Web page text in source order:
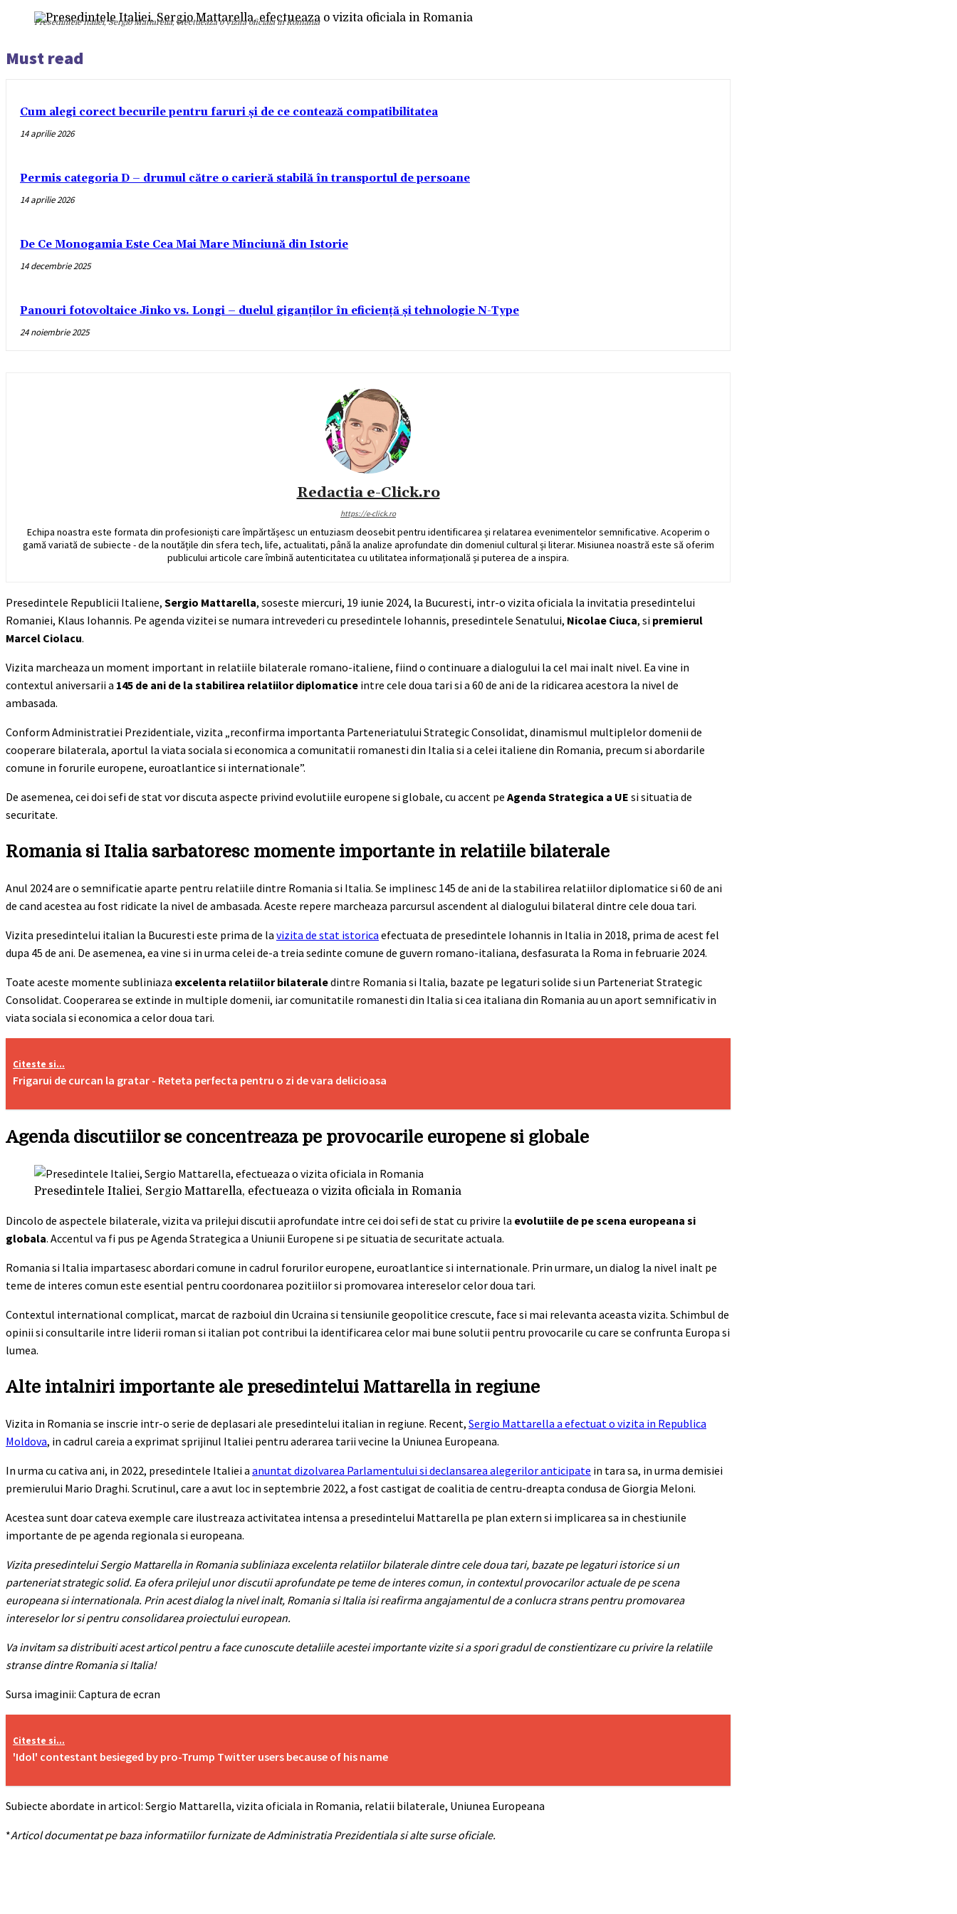
Presedintele Italiei, Sergio Mattarella, efectueaza o vizita oficiala in Romania
Must read
Cum alegi corect becurile pentru faruri și de ce contează compatibilitatea
14 aprilie 2026
Permis categoria D – drumul către o carieră stabilă în transportul de persoane
14 aprilie 2026
De Ce Monogamia Este Cea Mai Mare Minciună din Istorie
14 decembrie 2025
Panouri fotovoltaice Jinko vs. Longi – duelul giganților în eficiență și tehnologie N-Type
24 noiembrie 2025
Redactia e-Click.ro
https://e-click.ro
Echipa noastra este formata din profesioniști care împărtășesc un entuziasm deosebit pentru identificarea și relatarea evenimentelor semnificative. Acoperim o
gamă variată de subiecte - de la noutățile din sfera tech, life, actualitati, până la analize aprofundate din domeniul cultural și literar. Misiunea noastră este să oferim
publicului articole care îmbină autenticitatea cu utilitatea informațională și puterea de a inspira.
Presedintele Republicii Italiene, Sergio Mattarella, soseste miercuri, 19 iunie 2024, la Bucuresti, intr-o vizita oficiala la invitatia presedintelui
Romaniei, Klaus Iohannis. Pe agenda vizitei se numara intrevederi cu presedintele Iohannis, presedintele Senatului, Nicolae Ciuca, si premierul
Marcel Ciolacu.
Vizita marcheaza un moment important in relatiile bilaterale romano-italiene, fiind o continuare a dialogului la cel mai inalt nivel. Ea vine in
contextul aniversarii a 145 de ani de la stabilirea relatiilor diplomatice intre cele doua tari si a 60 de ani de la ridicarea acestora la nivel de
ambasada.
Conform Administratiei Prezidentiale, vizita „reconfirma importanta Parteneriatului Strategic Consolidat, dinamismul multiplelor domenii de
cooperare bilaterala, aportul la viata sociala si economica a comunitatii romanesti din Italia si a celei italiene din Romania, precum si abordarile
comune in forurile europene, euroatlantice si internationale”.
De asemenea, cei doi sefi de stat vor discuta aspecte privind evolutiile europene si globale, cu accent pe Agenda Strategica a UE si situatia de
securitate.
Romania si Italia sarbatoresc momente importante in relatiile bilaterale
Anul 2024 are o semnificatie aparte pentru relatiile dintre Romania si Italia. Se implinesc 145 de ani de la stabilirea relatiilor diplomatice si 60 de ani
de cand acestea au fost ridicate la nivel de ambasada. Aceste repere marcheaza parcursul ascendent al dialogului bilateral dintre cele doua tari.
Vizita presedintelui italian la Bucuresti este prima de la vizita de stat istorica efectuata de presedintele Iohannis in Italia in 2018, prima de acest fel
dupa 45 de ani. De asemenea, ea vine si in urma celei de-a treia sedinte comune de guvern romano-italiana, desfasurata la Roma in februarie 2024.
Toate aceste momente subliniaza excelenta relatiilor bilateraledintre Romania si Italia, bazate pe legaturi solide si un Parteneriat Strategic
Consolidat. Cooperarea se extinde in multiple domenii, iar comunitatile romanesti din Italia si cea italiana din Romania au un aport semnificativ in
viata sociala si economica a celor doua tari.
Citeste si...
Frigarui de curcan la gratar - Reteta perfecta pentru o zi de vara delicioasa
Agenda discutiilor se concentreaza pe provocarile europene si globale
Presedintele Italiei, Sergio Mattarella, efectueaza o vizita oficiala in Romania
Dincolo de aspectele bilaterale, vizita va prilejui discutii aprofundate intre cei doi sefi de stat cu privire la evolutiile de pe scena europeana si
globala. Accentul va fi pus pe Agenda Strategica a Uniunii Europene si pe situatia de securitate actuala.
Romania si Italia impartasesc abordari comune in cadrul forurilor europene, euroatlantice si internationale. Prin urmare, un dialog la nivel inalt pe
teme de interes comun este esential pentru coordonarea pozitiilor si promovarea intereselor celor doua tari.
Contextul international complicat, marcat de razboiul din Ucraina si tensiunile geopolitice crescute, face si mai relevanta aceasta vizita. Schimbul de
opinii si consultarile intre liderii roman si italian pot contribui la identificarea celor mai bune solutii pentru provocarile cu care se confrunta Europa si
lumea.
Alte intalniri importante ale presedintelui Mattarella in regiune
Vizita in Romania se inscrie intr-o serie de deplasari ale presedintelui italian in regiune. Recent, Sergio Mattarella a efectuat o vizita in Republica
Moldova, in cadrul careia a exprimat sprijinul Italiei pentru aderarea tarii vecine la Uniunea Europeana.
In urma cu cativa ani, in 2022, presedintele Italiei a anuntat dizolvarea Parlamentului si declansarea alegerilor anticipate in tara sa, in urma demisiei
premierului Mario Draghi. Scrutinul, care a avut loc in septembrie 2022, a fost castigat de coalitia de centru-dreapta condusa de Giorgia Meloni.
Acestea sunt doar cateva exemple care ilustreaza activitatea intensa a presedintelui Mattarella pe plan extern si implicarea sa in chestiunile
importante de pe agenda regionala si europeana.
Vizita presedintelui Sergio Mattarella in Romania subliniaza excelenta relatiilor bilaterale dintre cele doua tari, bazate pe legaturi istorice si un
parteneriat strategic solid. Ea ofera prilejul unor discutii aprofundate pe teme de interes comun, in contextul provocarilor actuale de pe scena
europeana si internationala. Prin acest dialog la nivel inalt, Romania si Italia isi reafirma angajamentul de a conlucra strans pentru promovarea
intereselor lor si pentru consolidarea proiectului european.
Va invitam sa distribuiti acest articol pentru a face cunoscute detaliile acestei importante vizite si a spori gradul de constientizare cu privire la relatiile
stranse dintre Romania si Italia!
Sursa imaginii: Captura de ecran
Citeste si...
'Idol' contestant besieged by pro-Trump Twitter users because of his name
Subiecte abordate in articol: Sergio Mattarella, vizita oficiala in Romania, relatii bilaterale, Uniunea Europeana
*Articol documentat pe baza informatiilor furnizate de Administratia Prezidentiala si alte surse oficiale.